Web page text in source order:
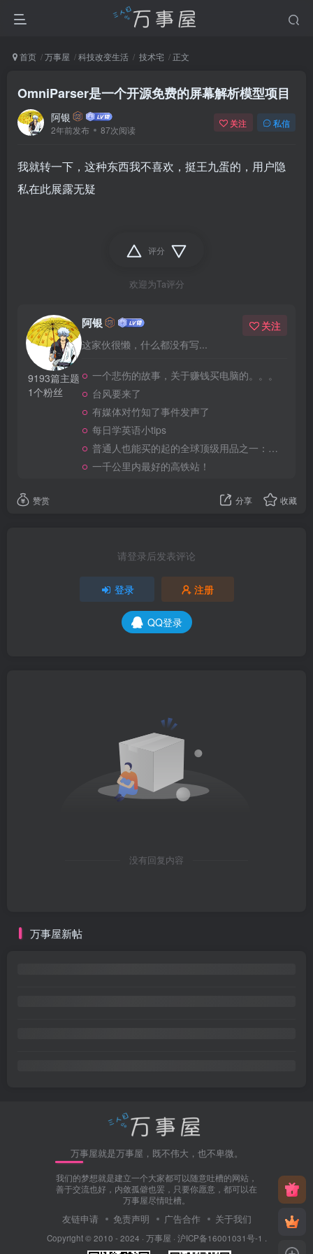
首页 万事屋 科技改变生活 技术宅 正文
OmniParser是一个开源免费的屏幕解析模型项目
阿银
2年前发布 87次阅读
关注 私信
我就转一下，这种东西我不喜欢，挺王九蛋的，用户隐
私在此展露无疑
评分
欢迎为Ta评分
9193篇主题
1个粉丝
阿银
这家伙很懒，什么都没有写...
关注
一个悲伤的故事，关于赚钱买电脑的。。。
台风要来了
有媒体对竹知了事件发声了
每日学英语小tips
普通人也能买的起的全球顶级用品之一：WD-40润滑除锈剂！
一千公里内最好的高铁站！
赞赏 分享 收藏
请登录后发表评论
登录 注册
QQ登录
没有回复内容
万事屋新帖
万事屋就是万事屋，既不伟大，也不卑微。
我们的梦想就是建立一个大家都可以随意吐槽的网站，
善于交流也好，内敛孤僻也罢，只要你愿意，都可以在
万事屋尽情吐槽。
友链申请 免责声明 广告合作 关于我们
Copyright © 2010 - 2024 · 万事屋 · 沪ICP备16001031号-1